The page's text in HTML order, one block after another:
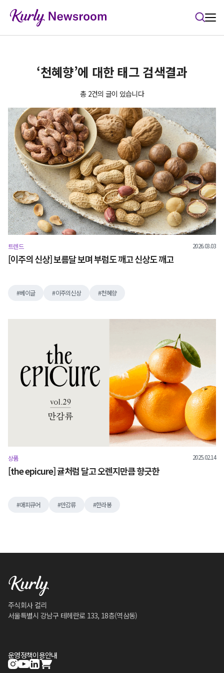
‘천혜향’에 대한 태그 검색결과
총 2건의 글이 있습니다
트렌드 2026.03.03
[이주의 신상] 보름달 보며 부럼도 깨고 신상도 깨고
베이글 이주의신상 천혜향
상품 2025.02.14
[the epicure] 귤처럼 달고 오렌지만큼 향긋한
애피큐어 만감류 한라봉
주식회사 컬리
서울특별시 강남구 테헤란로 133, 18층(역삼동)
운영정책이용안내